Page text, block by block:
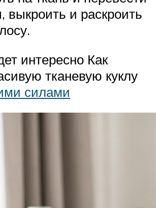
выкроить и раскроить
интересно Как
тканевую куклу
силами